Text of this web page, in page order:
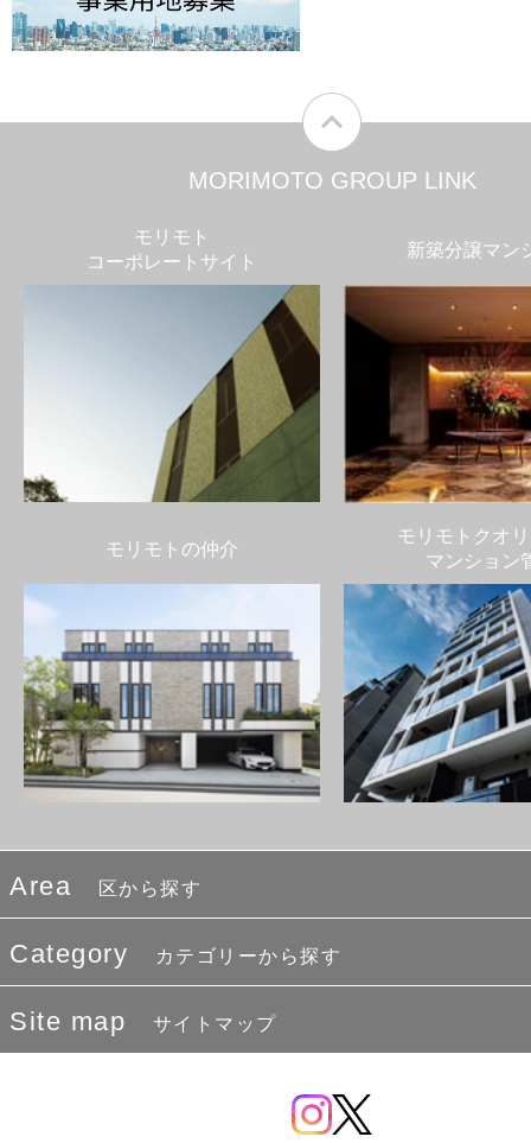
MORIMOTO GROUP LINK
モリモト
コーポレートサイト
新築分譲マン
モリモトの仲介
モリモトクオ
マンション
Area 区から探す
Category カテゴリーから探す
Site map サイトマップ